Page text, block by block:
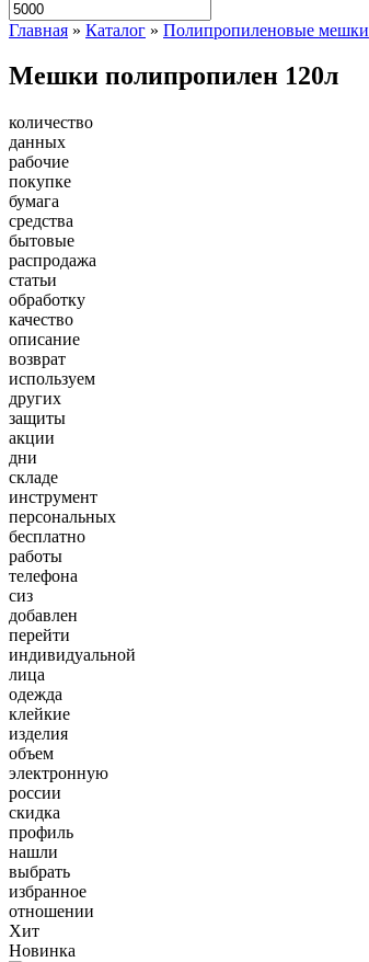
Главная » Каталог » Полипропиленовые мешки
Мешки полипропилен 120л
количество
данных
рабочие
покупке
бумага
средства
бытовые
распродажа
статьи
обработку
качество
описание
возврат
используем
других
защиты
акции
дни
складе
инструмент
персональных
бесплатно
работы
телефона
сиз
добавлен
перейти
индивидуальной
лица
одежда
клейкие
изделия
объем
электронную
россии
скидка
профиль
нашли
выбрать
избранное
отношении
Хит
Новинка